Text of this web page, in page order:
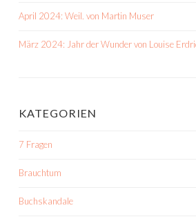
April 2024: Weil. von Martin Muser
März 2024: Jahr der Wunder von Louise
KATEGORIEN
7 Fragen
Brauchtum
Buchskandale